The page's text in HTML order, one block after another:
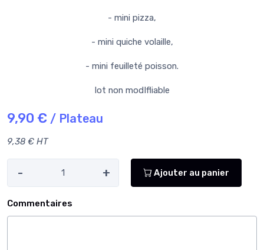
- mini pizza,
- mini quiche volaille,
- mini feuilleté poisson.
lot non modIfliable
9,90 € / Plateau
9,38 € HT
- + Ajouter au panier
Commentaires